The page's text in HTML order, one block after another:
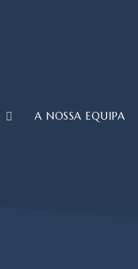
A NOSSA EQUIPA